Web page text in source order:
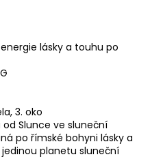
lásky a touhu po
3. oko
Slunce ve sluneční
po římské bohyni lásky a
jedinou planetu sluneční